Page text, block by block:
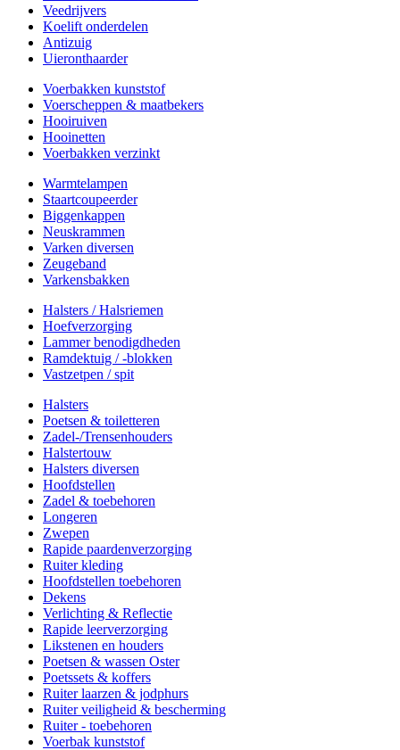
Veedrijvers
Koelift onderdelen
Antizuig
Uieronthaarder
Voerbakken kunststof
Voerscheppen & maatbekers
Hooiruiven
Hooinetten
Voerbakken verzinkt
Warmtelampen
Staartcoupeerder
Biggenkappen
Neuskrammen
Varken diversen
Zeugeband
Varkensbakken
Halsters / Halsriemen
Hoefverzorging
Lammer benodigdheden
Ramdektuig / -blokken
Vastzetpen / spit
Halsters
Poetsen & toiletteren
Zadel-/Trensenhouders
Halstertouw
Halsters diversen
Hoofdstellen
Zadel & toebehoren
Longeren
Zwepen
Rapide paardenverzorging
Ruiter kleding
Hoofdstellen toebehoren
Dekens
Verlichting & Reflectie
Rapide leerverzorging
Likstenen en houders
Poetsen & wassen Oster
Poetssets & koffers
Ruiter laarzen & jodphurs
Ruiter veiligheid & bescherming
Ruiter - toebehoren
Voerbak kunststof